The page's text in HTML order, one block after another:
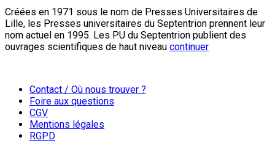
Créées en 1971 sous le nom de Presses Universitaires de
Lille, les Presses universitaires du Septentrion prennent leur
nom actuel en 1995. Les PU du Septentrion publient des
ouvrages scientifiques de haut niveau continuer
Contact / Où nous trouver ?
Foire aux questions
CGV
Mentions légales
RGPD